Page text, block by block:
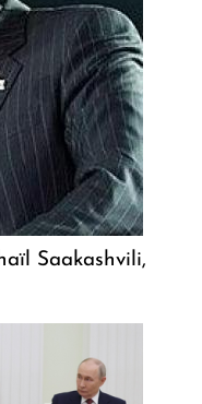
Saakashvili,